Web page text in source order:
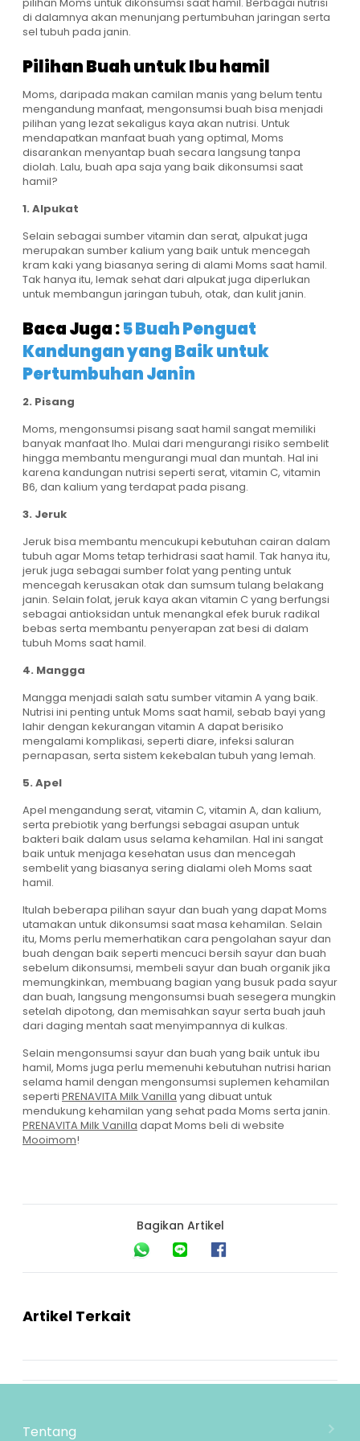
pilihan Moms untuk dikonsumsi saat hamil. Berbagai nutrisi
di dalamnya akan menunjang pertumbuhan jaringan serta
sel tubuh pada janin.
Pilihan Buah untuk Ibu hamil
Moms, daripada makan camilan manis yang belum tentu
mengandung manfaat, mengonsumsi buah bisa menjadi
pilihan yang lezat sekaligus kaya akan nutrisi. Untuk
mendapatkan manfaat buah yang optimal, Moms
disarankan menyantap buah secara langsung tanpa
diolah. Lalu, buah apa saja yang baik dikonsumsi saat
hamil?
1. Alpukat
Selain sebagai sumber vitamin dan serat, alpukat juga
merupakan sumber kalium yang baik untuk mencegah
kram kaki yang biasanya sering di alami Moms saat hamil.
Tak hanya itu, lemak sehat dari alpukat juga diperlukan
untuk membangun jaringan tubuh, otak, dan kulit janin.
Baca Juga :5 Buah Penguat
Kandungan yang Baik untuk
Pertumbuhan Janin
2. Pisang
Moms, mengonsumsi pisang saat hamil sangat memiliki
banyak manfaat lho. Mulai dari mengurangi risiko sembelit
hingga membantu mengurangi mual dan muntah. Hal ini
karena kandungan nutrisi seperti serat, vitamin C, vitamin
B6, dan kalium yang terdapat pada pisang.
3. Jeruk
Jeruk bisa membantu mencukupi kebutuhan cairan dalam
tubuh agar Moms tetap terhidrasi saat hamil. Tak hanya itu,
jeruk juga sebagai sumber folat yang penting untuk
mencegah kerusakan otak dan sumsum tulang belakang
janin. Selain folat, jeruk kaya akan vitamin C yang berfungsi
sebagai antioksidan untuk menangkal efek buruk radikal
bebas serta membantu penyerapan zat besi di dalam
tubuh Moms saat hamil.
4. Mangga
Mangga menjadi salah satu sumber vitamin A yang baik.
Nutrisi ini penting untuk Moms saat hamil, sebab bayi yang
lahir dengan kekurangan vitamin A dapat berisiko
mengalami komplikasi, seperti diare, infeksi saluran
pernapasan, serta sistem kekebalan tubuh yang lemah.
5. Apel
Apel mengandung serat, vitamin C, vitamin A, dan kalium,
serta prebiotik yang berfungsi sebagai asupan untuk
bakteri baik dalam usus selama kehamilan. Hal ini sangat
baik untuk menjaga kesehatan usus dan mencegah
sembelit yang biasanya sering dialami oleh Moms saat
hamil.
Itulah beberapa pilihan sayur dan buah yang dapat Moms
utamakan untuk dikonsumsi saat masa kehamilan. Selain
itu, Moms perlu memerhatikan cara pengolahan sayur dan
buah dengan baik seperti mencuci bersih sayur dan buah
sebelum dikonsumsi, membeli sayur dan buah organik jika
memungkinkan, membuang bagian yang busuk pada sayur
dan buah, langsung mengonsumsi buah sesegera mungkin
setelah dipotong, dan memisahkan sayur serta buah jauh
dari daging mentah saat menyimpannya di kulkas.
Selain mengonsumsi sayur dan buah yang baik untuk ibu
hamil, Moms juga perlu memenuhi kebutuhan nutrisi harian
selama hamil dengan mengonsumsi suplemen kehamilan
seperti PRENAVITA Milk Vanilla yang dibuat untuk
mendukung kehamilan yang sehat pada Moms serta janin.
PRENAVITA Milk Vanilla dapat Moms beli di website
Mooimom!
Bagikan Artikel
Artikel Terkait
Tentang